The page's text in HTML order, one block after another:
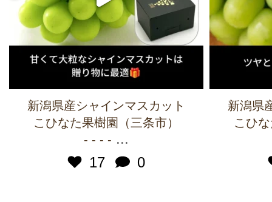
新潟県産シャインマスカット
こひなた果樹園（三条市）
- - - - ...
17
0
新潟県
こひ